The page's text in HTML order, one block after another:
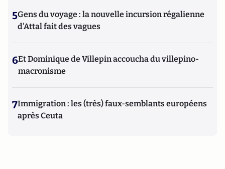
5Gens du voyage : la nouvelle incursion régalienne
d'Attal fait des vagues
6Et Dominique de Villepin accoucha du villepino-
macronisme
7Immigration : les (très) faux-semblants européens
après Ceuta